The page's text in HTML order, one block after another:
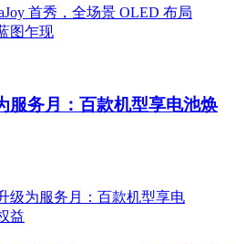
服务月：百款机型享电池焕